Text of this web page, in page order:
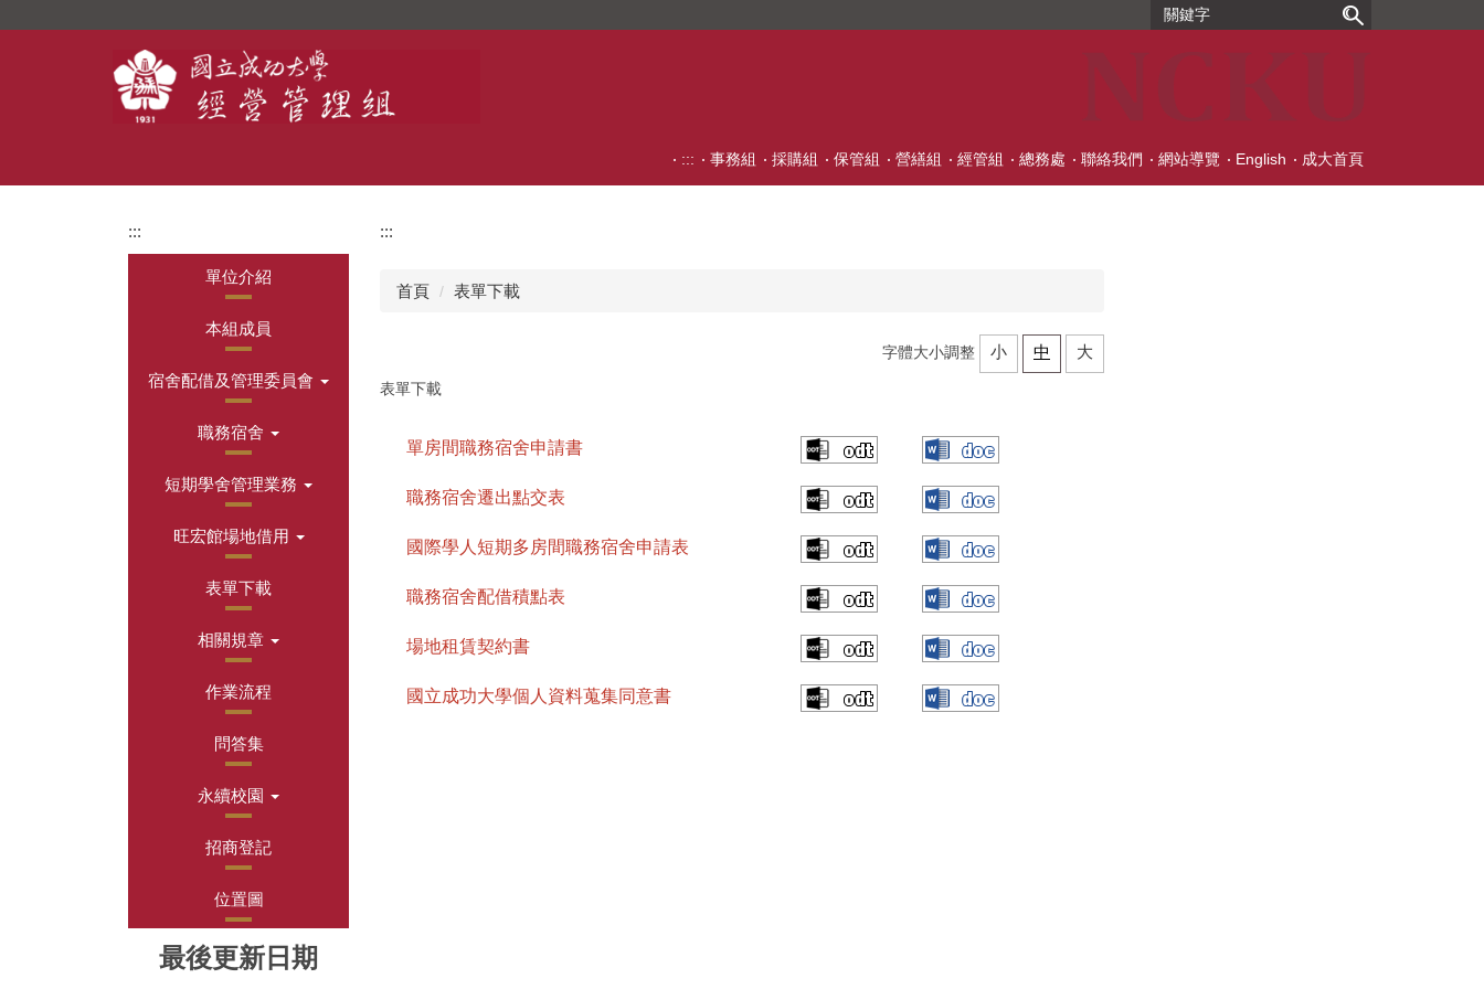
::: 事務組 採購組 保管組 營繕組 經管組 總務處 聯絡我們 網站導覽 English 成大首頁
:::
單位介紹
本組成員
宿舍配借及管理委員會
職務宿舍
短期學舍管理業務
旺宏館場地借用
表單下載
相關規章
作業流程
問答集
永續校園
招商登記
位置圖
最後更新日期
:::
首頁 表單下載
字體大小調整 小 中 大
表單下載
單房間職務宿舍申請書
職務宿舍遷出點交表
國際學人短期多房間職務宿舍申請表
職務宿舍配借積點表
場地租賃契約書
國立成功大學個人資料蒐集同意書